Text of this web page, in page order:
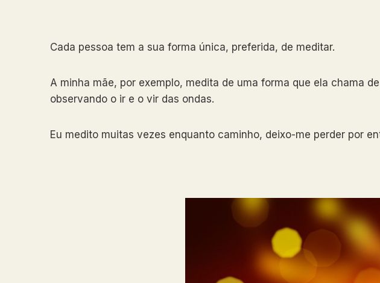
Cada pessoa tem a sua forma única, preferida, de meditar.
A minha mãe, por exemplo, medita de uma forma que ela chama
observando o ir e o vir das ondas.
Eu medito muitas vezes enquanto caminho, deixo-me perder por